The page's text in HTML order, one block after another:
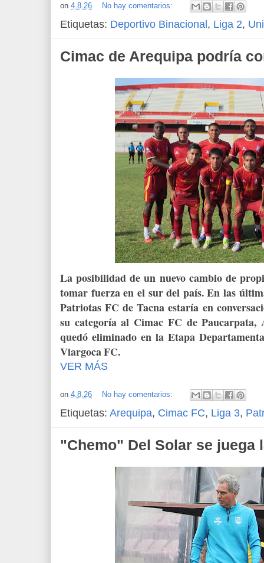
on 4.8.26 No hay comentarios:
Etiquetas: Deportivo Binacional, Liga 2,
Cimac de Arequipa podría
La posibilidad de un nuevo cambio de
tomar fuerza en el sur del país. En las
Patriotas FC de Tacna estaría en
su categoría al Cimac FC de Paucarpata,
quedó eliminado en la Etapa
Viargoca FC.
VER MÁS
on 4.8.26 No hay comentarios:
Etiquetas: Arequipa, Cimac FC, Liga 3,
"Chemo" Del Solar se juega